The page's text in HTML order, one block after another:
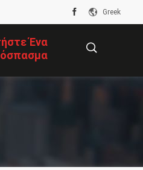
Greek
Ένα